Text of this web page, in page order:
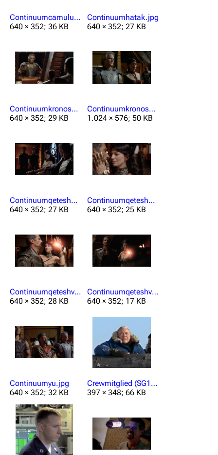
Continuumcamulusrayu.jpg
640 × 352; 36 KB
Continuumhatak.jpg
640 × 352; 27 KB
Continuumkronosba'al.jpg
640 × 352; 29 KB
Continuumkronosnirrti.jpg
1.024 × 576; 50 KB
Continuumqeteshbaal.jpg
640 × 352; 27 KB
Continuumqeteshbaal1.jpg
640 × 352; 25 KB
Continuumqeteshverrätba'al.jpg
640 × 352; 28 KB
Continuumqeteshverrätba'al1.jpg
640 × 352; 17 KB
Continuumyu.jpg
640 × 352; 32 KB
Crewmitglied (SG1 Fx02).jpg
397 × 348; 66 KB